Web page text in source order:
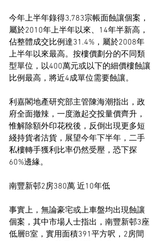
今年上半年錄得3,783宗帳面蝕讓個案，
屬於2010年上半年以來、14年半新高，
佔整體成交比例達31.4%，屬於2008年
上半年以來最高。按樓價劃分的不同類
型單位，以400萬元或以下的細價樓蝕讓
比例最高，將近4成單位需要蝕讓。
利嘉閣地產研究部主管陳海潮指出，政
府全面撤辣，一度激起交投量價齊升，
惟解除額外印花稅後，反倒出現更多短
綫持貨者沽貨，展望今年下半年，二手
私樓轉手獲利比率仍然受壓，恐下探
60%邊緣。
南豐新邨2房380萬 近10年低
事實上，無論豪宅或上車盤均出現蝕讓
個案，其中市場人士指出，南豐新邨3座
低層B室，實用面積391平方呎，2房間